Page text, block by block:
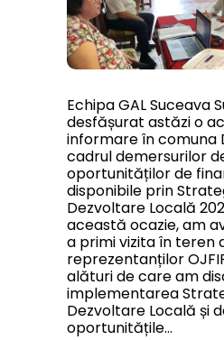
Echipa GAL Suceava
desfășurat astăzi o
informare în comuna
cadrul demersurilor
oportunităților de
disponibile prin
Dezvoltare Locală
această ocazie, am
a primi vizita în teren
reprezentanților
alături de care am
implementarea
Dezvoltare Locală și
oportunitățile…